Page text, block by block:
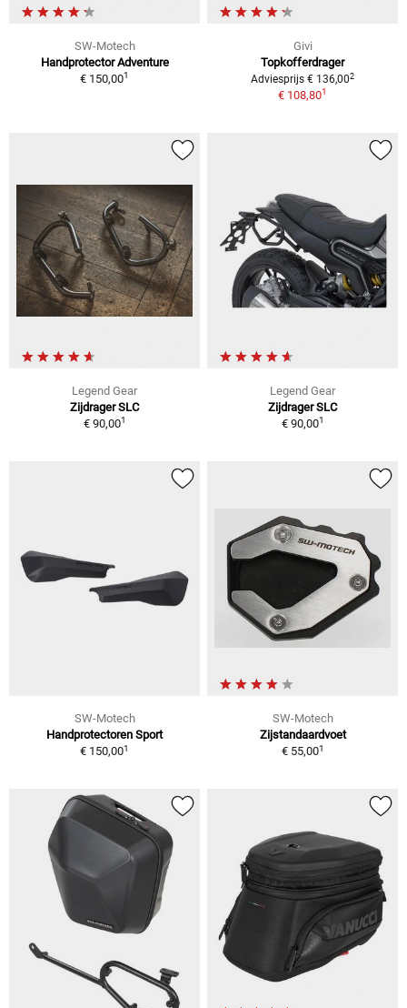
SW-Motech
Handprotector Adventure
€ 150,001
Givi
Topkofferdrager
Adviesprijs € 136,002
€ 108,801
Legend Gear
Zijdrager SLC
€ 90,001
Legend Gear
Zijdrager SLC
€ 90,001
SW-Motech
Handprotectoren Sport
€ 150,001
SW-Motech
Zijstandaardvoet
€ 55,001